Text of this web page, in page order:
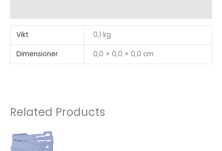
Vikt 0,1 kg
Dimensioner 0,0 × 0,0 × 0,0 cm
Related Products